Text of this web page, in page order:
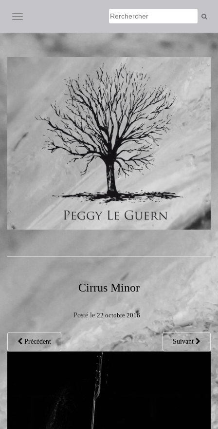
AFFICHER/MASQUER LA NAVIGATION
Cirrus Minor
Posté le 22 octobre 2016
Précédent Suivant